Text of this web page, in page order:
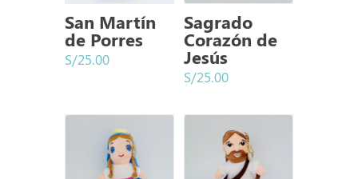
San Martín
de Porres
S/25.00
Sagrado
Corazón de
Jesús
S/25.00